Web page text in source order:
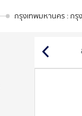
กรุงเทพมหานคร : กรุ